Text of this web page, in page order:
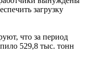
загрузку
что за период
529,8 тыс. тонн